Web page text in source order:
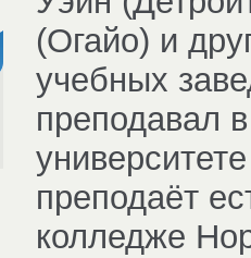
(Огайо) и
учебных
преподавал
преподаёт
колледже